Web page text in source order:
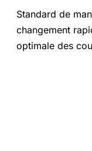
Standard de
changement
optimale des